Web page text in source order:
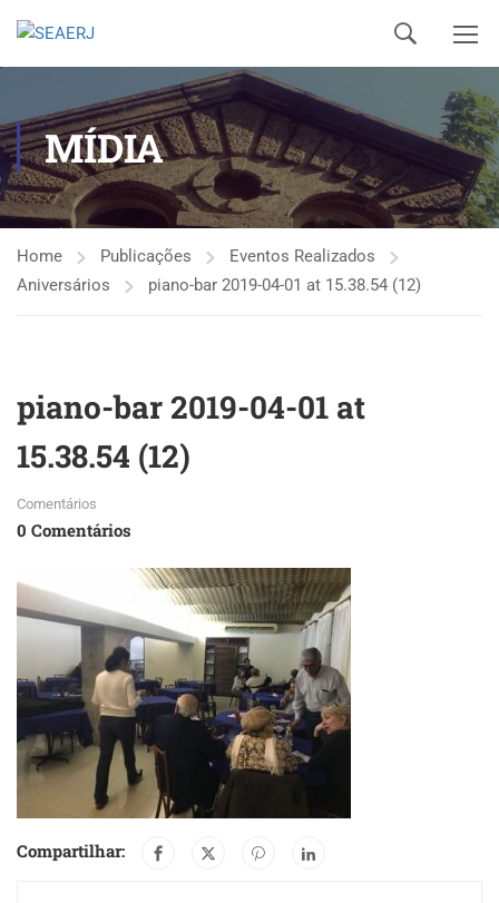
MÍDIA
Home Publicações
Eventos Realizados
Aniversários
piano-bar 2019-04-01 at 15.38.54 (12)
piano-bar 2019-04-01 at
15.38.54 (12)
Comentários
0 Comentários
Compartilhar: